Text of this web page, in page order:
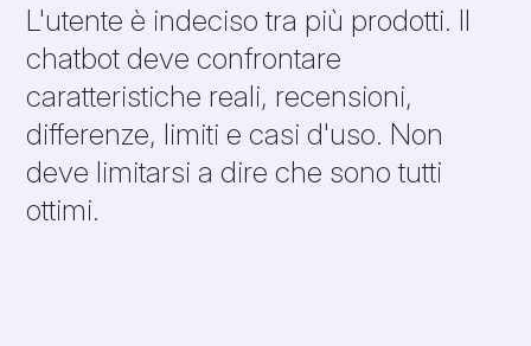
L'utente è indeciso tra più prodotti. Il
chatbot deve confrontare
caratteristiche reali, recensioni,
differenze, limiti e casi d'uso. Non
deve limitarsi a dire che sono tutti
ottimi.